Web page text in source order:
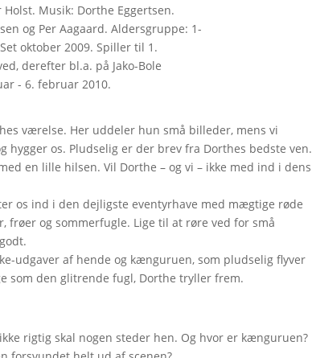
Musik: Dorthe Eggertsen.
og Per Aagaard. Aldersgruppe: 1-
oktober 2009. Spiller til 1.
derefter bl.a. på Jako-Bole
- 6. februar 2010.
værelse. Her uddeler hun små billeder, mens vi
os. Pludselig er der brev fra Dorthes bedste ven.
en lille hilsen. Vil Dorthe – og vi – ikke med ind i dens
os ind i den dejligste eventyrhave med mægtige røde
frøer og sommerfugle. Lige til at røre ved for små
udgaver af hende og kænguruen, som pludselig flyver
som den glitrende fugl, Dorthe tryller frem.
rigtig skal nogen steder hen. Og hvor er kænguruen?